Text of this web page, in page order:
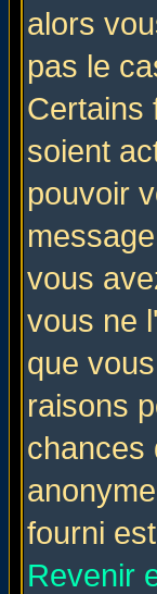
alors
pas le
Certains
soient
pouvoir
vous
vous ne
que
raisons
chances
fourni
Revenir